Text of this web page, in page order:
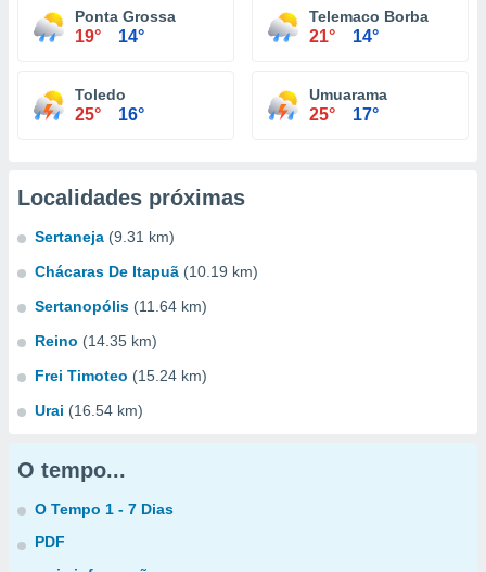
Ponta Grossa
19° 14°
Telemaco Borba
21° 14°
Toledo
25° 16°
Umuarama
25° 17°
Localidades próximas
Sertaneja (9.31 km)
Chácaras De Itapuã (10.19 km)
Sertanopólis (11.64 km)
Reino (14.35 km)
Frei Timoteo (15.24 km)
Urai (16.54 km)
O tempo...
O Tempo 1 - 7 Dias
PDF